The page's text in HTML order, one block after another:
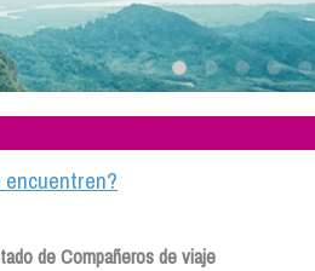
de Compañeros de viaje